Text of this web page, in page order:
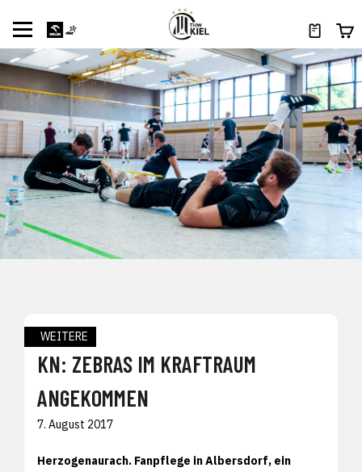
WEITERE
KN: ZEBRAS IM KRAFTRAUM
ANGEKOMMEN
7. August 2017
Herzogenaurach. Fanpflege in Albersdorf, ein